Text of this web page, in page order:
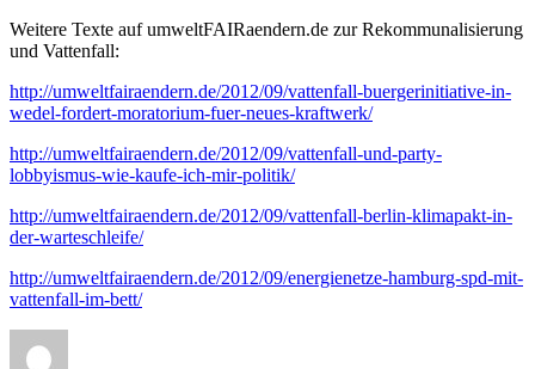
Weitere Texte auf umweltFAIRaendern.de zur Rekommunalisierung
und Vattenfall:
http://umweltfairaendern.de/2012/09/vattenfall-buergerinitiative-in-
wedel-fordert-moratorium-fuer-neues-kraftwerk/
http://umweltfairaendern.de/2012/09/vattenfall-und-party-
lobbyismus-wie-kaufe-ich-mir-politik/
http://umweltfairaendern.de/2012/09/vattenfall-berlin-klimapakt-in-
der-warteschleife/
http://umweltfairaendern.de/2012/09/energienetze-hamburg-spd-mit-
vattenfall-im-bett/